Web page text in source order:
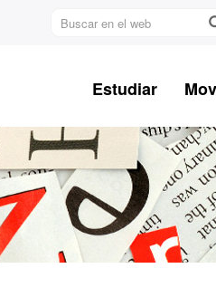
Buscar
Estudiar